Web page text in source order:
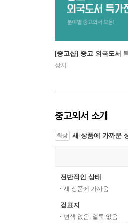
[중고샵] 중고 외국도서
상시
중고외서 소개
최상 새 상품에 가까운
전반적인 상태
새 상품에 가까움
겉표지
변색 없음, 얼룩 없음